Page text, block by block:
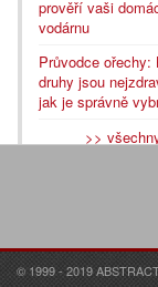
prověří vaši
vodárnu
Průvodce ořechy:
druhy jsou
jak je správně
>>
© 1999 - 2019